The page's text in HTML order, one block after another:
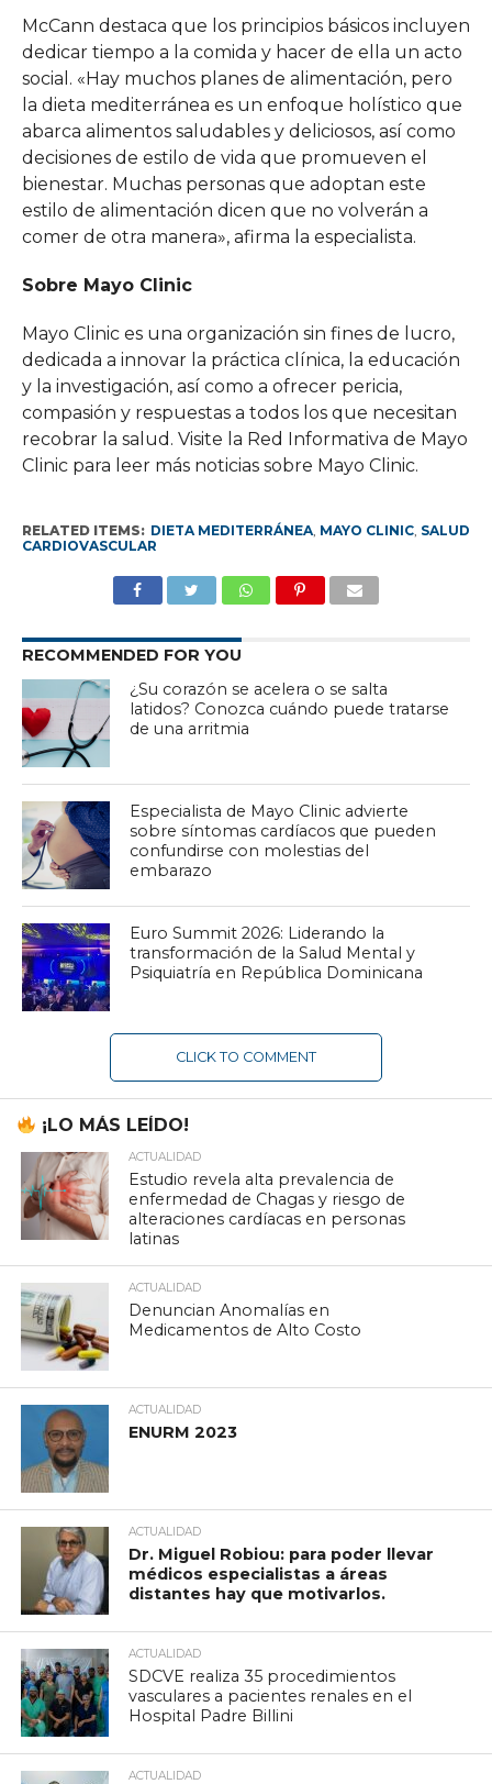
McCann destaca que los principios básicos incluyen
dedicar tiempo a la comida y hacer de ella un acto
social. «Hay muchos planes de alimentación, pero
la dieta mediterránea es un enfoque holístico que
abarca alimentos saludables y deliciosos, así como
decisiones de estilo de vida que promueven el
bienestar. Muchas personas que adoptan este
estilo de alimentación dicen que no volverán a
comer de otra manera», afirma la especialista.
Sobre Mayo Clinic
Mayo Clinic es una organización sin fines de lucro,
dedicada a innovar la práctica clínica, la educación
y la investigación, así como a ofrecer pericia,
compasión y respuestas a todos los que necesitan
recobrar la salud. Visite la Red Informativa de Mayo
Clinic para leer más noticias sobre Mayo Clinic.
RELATED ITEMS: DIETA MEDITERRÁNEA, MAYO CLINIC, SALUD
CARDIOVASCULAR
RECOMMENDED FOR YOU
¿Su corazón se acelera o se salta
latidos? Conozca cuándo puede tratarse
de una arritmia
Especialista de Mayo Clinic advierte
sobre síntomas cardíacos que pueden
confundirse con molestias del
embarazo
Euro Summit 2026: Liderando la
transformación de la Salud Mental y
Psiquiatría en República Dominicana
CLICK TO COMMENT
¡LO MÁS LEÍDO!
ACTUALIDAD
Estudio revela alta prevalencia de
enfermedad de Chagas y riesgo de
alteraciones cardíacas en personas
latinas
ACTUALIDAD
Denuncian Anomalías en
Medicamentos de Alto Costo
ACTUALIDAD
ENURM 2023
ACTUALIDAD
Dr. Miguel Robiou: para poder llevar
médicos especialistas a áreas
distantes hay que motivarlos.
ACTUALIDAD
SDCVE realiza 35 procedimientos
vasculares a pacientes renales en el
Hospital Padre Billini
ACTUALIDAD